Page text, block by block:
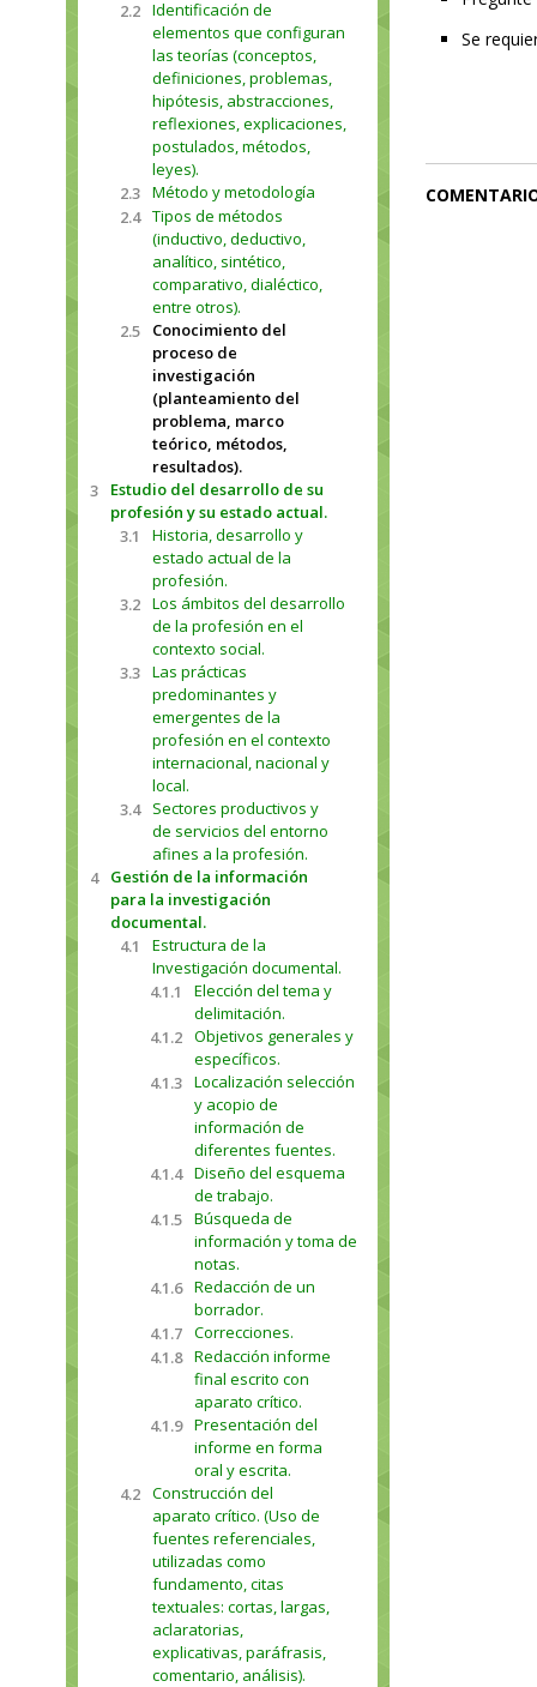
2.2 Identificación de
elementos que configuran
las teorías (conceptos,
definiciones, problemas,
hipótesis, abstracciones,
reflexiones, explicaciones,
postulados, métodos,
leyes).
2.3 Método y metodología
2.4 Tipos de métodos
(inductivo, deductivo,
analítico, sintético,
comparativo, dialéctico,
entre otros).
2.5
Conocimiento del
proceso de
investigación
(planteamiento del
problema, marco
teórico, métodos,
resultados).
3
Estudio del desarrollo de su
profesión y su estado actual.
3.1
Historia, desarrollo y
estado actual de la
profesión.
3.2 Los ámbitos del desarrollo
de la profesión en el
contexto social.
3.3 Las prácticas
predominantes y
emergentes de la
profesión en el contexto
internacional, nacional y
local.
3.4
Sectores productivos y
de servicios del entorno
afines a la profesión.
4
Gestión de la información
para la investigación
documental.
4.1
Estructura de la
Investigación documental.
4.1.1
Elección del tema y
delimitación.
4.1.2 Objetivos generales y
específicos.
4.1.3 Localización selección
y acopio de
información de
diferentes fuentes.
4.1.4 Diseño del esquema
de trabajo.
4.1.5 Búsqueda de
información y toma de
notas.
4.1.6 Redacción de un
borrador.
4.1.7 Correcciones.
4.1.8 Redacción informe
final escrito con
aparato crítico.
4.1.9 Presentación del
informe en forma
oral y escrita.
4.2 Construcción del
aparato crítico. (Uso de
fuentes referenciales,
utilizadas como
fundamento, citas
textuales: cortas, largas,
aclaratorias,
explicativas, paráfrasis,
comentario, análisis).
Se